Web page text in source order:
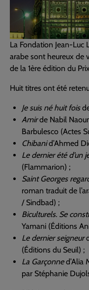
La Fondation Jean-Luc
arabe sont heureux de
de la 1ère édition du
Huit titres ont été
Je suis né huit fois
Amirde Nabil
Barbulesco (Actes
Chibanid’Ahmed
Le dernier été d’un
(Flammarion) ;
Saint Georges
roman traduit de
/ Sindbad) ;
Biculturels. Se
Yamani (Éditions
Le dernier seigneur
(Éditions du Seuil) ;
La Garçonned’Alia
par Stéphanie